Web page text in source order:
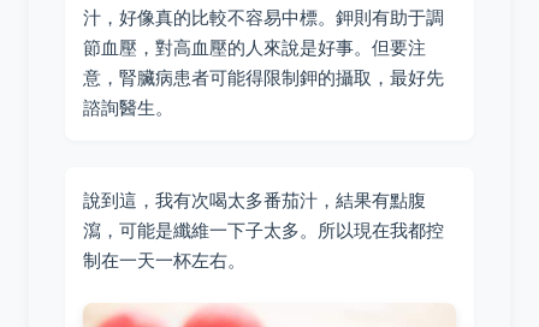
汁，好像真的比較不容易中標。鉀則有助于調
節血壓，對高血壓的人來說是好事。但要注
意，腎臟病患者可能得限制鉀的攝取，最好先
諮詢醫生。
說到這，我有次喝太多番茄汁，結果有點腹
瀉，可能是纖維一下子太多。所以現在我都控
制在一天一杯左右。